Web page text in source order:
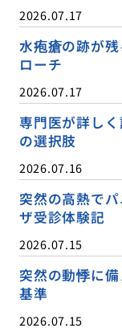
2026.07.17
水疱瘡の跡が
ローチ
2026.07.17
専門医が詳し
の選択肢
2026.07.16
突然の高熱で
ザ受診体験記
2026.07.15
突然の動悸に
基準
2026.07.15